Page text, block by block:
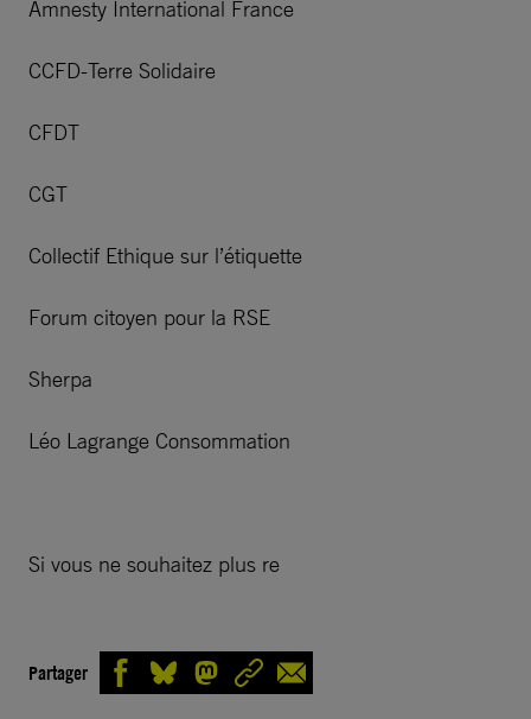
Amnesty International France
CCFD-Terre Solidaire
CFDT
CGT
Collectif Ethique sur l’étiquette
Forum citoyen pour la RSE
Sherpa
Léo Lagrange Consommation
Si vous ne souhaitez plus re
Partager